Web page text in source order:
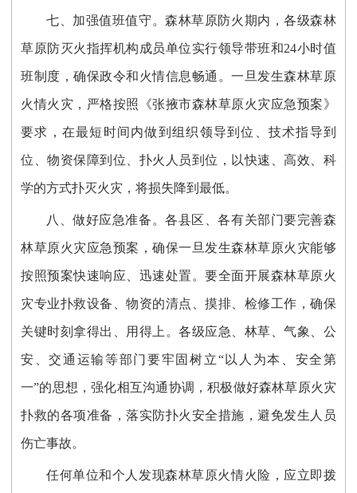
七、加强值班值守。森林草原防火期内，各级森林
草原防灭火指挥机构成员单位实行领导带班和24小时值
班制度，确保政令和火情信息畅通。一旦发生森林草原
火情火灾，严格按照《张掖市森林草原火灾应急预案》
要求，在最短时间内做到组织领导到位、技术指导到
位、物资保障到位、扑火人员到位，以快速、高效、科
学的方式扑灭火灾，将损失降到最低。
八、做好应急准备。各县区、各有关部门要完善森
林草原火灾应急预案，确保一旦发生森林草原火灾能够
按照预案快速响应、迅速处置。要全面开展森林草原火
灾专业扑救设备、物资的清点、摸排、检修工作，确保
关键时刻拿得出、用得上。各级应急、林草、气象、公
安、交通运输等部门要牢固树立“以人为本、安全第
一”的思想，强化相互沟通协调，积极做好森林草原火灾
扑救的各项准备，落实防扑火安全措施，避免发生人员
伤亡事故。
任何单位和个人发现森林草原火情火险，应立即拨